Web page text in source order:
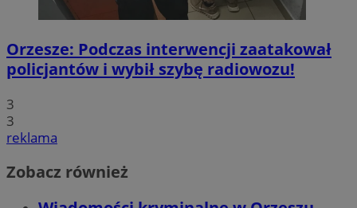
Orzesze: Podczas interwencji zaatakował
policjantów i wybił szybę radiowozu!
3
3
reklama
Zobacz również